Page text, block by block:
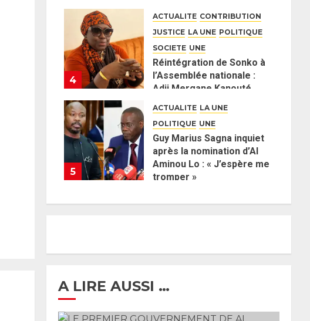
26 MAI 2026 0
4
ACTUALITE CONTRIBUTION
JUSTICE LA UNE POLITIQUE
SOCIETE UNE
Réintégration de Sonko à
l’Assemblée nationale :
Adji Mergane Kanouté
parlementaire
26 MAI 2026
5
ACTUALITE LA UNE
POLITIQUE UNE
Guy Marius Sagna inquiet
après la nomination d’Al
Aminou Lo : « J’espère me
tromper »
A LIRE AUSSI …